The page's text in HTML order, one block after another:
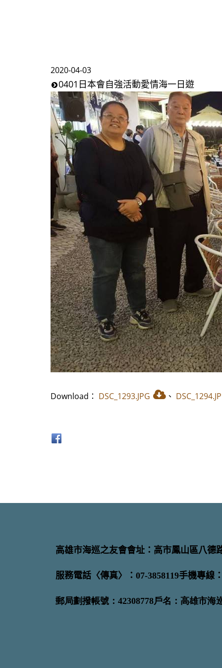
2020-04-03
0401日本會自強活動愛情海一日遊
Download： DSC_1293.JPG 、
高雄市海巡之友會會址：高市鳳山區八德
服務電話〈傳真〉：07-3858119手機專線
郵局劃撥帳號：42308778戶名：高雄市